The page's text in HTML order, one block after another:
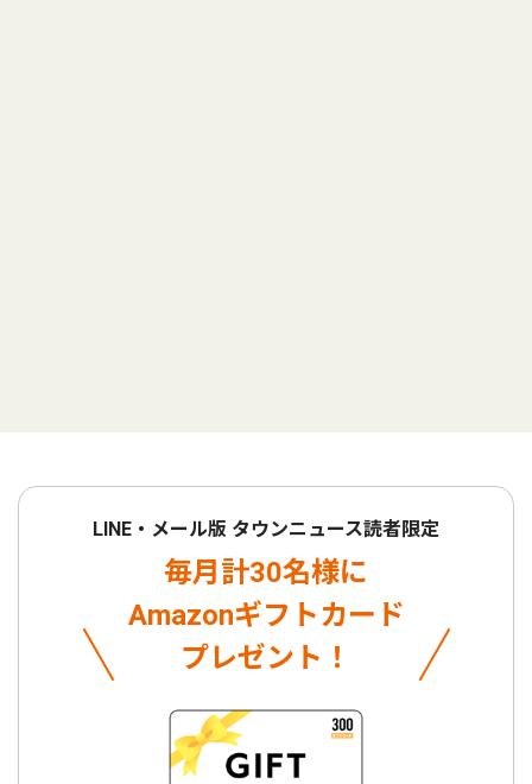
LINE・メール版 タウンニュース読者限定
毎月計30名様に
Amazonギフトカード
プレゼント！